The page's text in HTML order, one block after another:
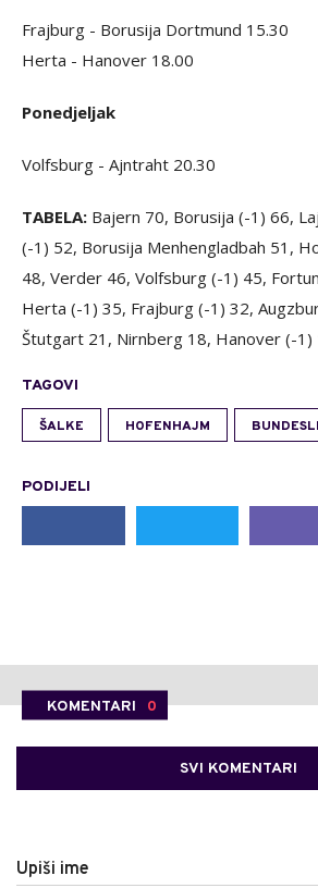
Frajburg - Borusija Dortmund 15.30
Herta - Hanover 18.00
Ponedjeljak
Volfsburg - Ajntraht 20.30
TABELA: Bajern 70, Borusija (-1) 66,
(-1) 52, Borusija Menhengladbah 51,
48, Verder 46, Volfsburg (-1) 45,
Herta (-1) 35, Frajburg (-1) 32,
Štutgart 21, Nirnberg 18, Hanover (-1)
TAGOVI
ŠALKE HOFENHAJM
PODIJELI
KOMENTARI 0
SVI KOMENTARI
Upiši ime